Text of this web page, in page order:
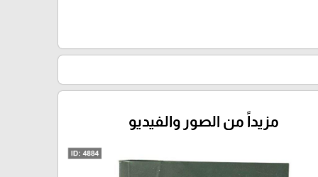
مزيداً من الصور والفيديو